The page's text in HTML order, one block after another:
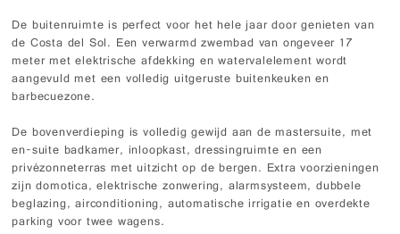
De buitenruimte is perfect voor het hele jaar door genieten van
de Costa del Sol. Een verwarmd zwembad van ongeveer 17
meter met elektrische afdekking en watervalelement wordt
aangevuld met een volledig uitgeruste buitenkeuken en
barbecuezone.
De bovenverdieping is volledig gewijd aan de mastersuite, met
en-suite badkamer, inloopkast, dressingruimte en een
privézonneterras met uitzicht op de bergen. Extra voorzieningen
zijn domotica, elektrische zonwering, alarmsysteem, dubbele
beglazing, airconditioning, automatische irrigatie en overdekte
parking voor twee wagens.